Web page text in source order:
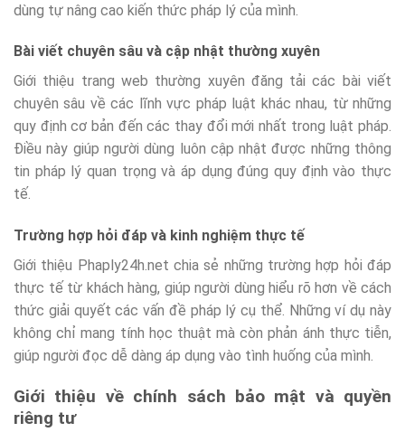
dùng tự nâng cao kiến thức pháp lý của mình.
Bài viết chuyên sâu và cập nhật thường xuyên
Giới thiệu trang web thường xuyên đăng tải các bài viết
chuyên sâu về các lĩnh vực pháp luật khác nhau, từ những
quy định cơ bản đến các thay đổi mới nhất trong luật pháp.
Điều này giúp người dùng luôn cập nhật được những thông
tin pháp lý quan trọng và áp dụng đúng quy định vào thực
tế.
Trường hợp hỏi đáp và kinh nghiệm thực tế
Giới thiệu Phaply24h.net chia sẻ những trường hợp hỏi đáp
thực tế từ khách hàng, giúp người dùng hiểu rõ hơn về cách
thức giải quyết các vấn đề pháp lý cụ thể. Những ví dụ này
không chỉ mang tính học thuật mà còn phản ánh thực tiễn,
giúp người đọc dễ dàng áp dụng vào tình huống của mình.
Giới thiệu về chính sách bảo mật và quyền
riêng tư